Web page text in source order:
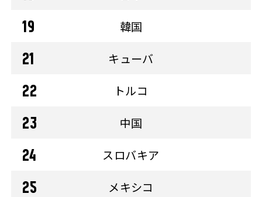
韓国
キューバ
トルコ
中国
スロバキア
メキシコ